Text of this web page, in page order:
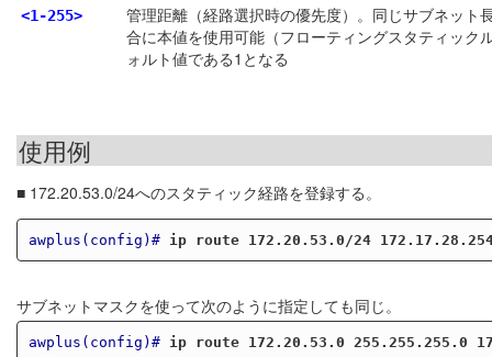
<1-255>
管理距離（経路選択時の優先度）。同じサブネッ
合に本値を使用可能（フローティングスタティッ
ォルト値である1となる
使用例
■ 172.20.53.0/24へのスタティック経路を登録する。
awplus(config)# ip route 172.20.53.0/24
サブネットマスクを使って次のように指定しても同じ。
awplus(config)# ip route 172.20.53.0 255.255.255.0